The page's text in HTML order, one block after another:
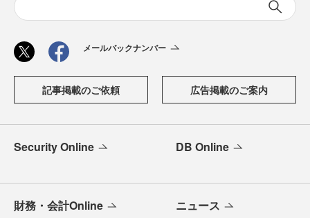
メールバックナンバー
記事掲載のご依頼 広告掲載のご案内
Security Online DB Online
財務・会計Online ニュース